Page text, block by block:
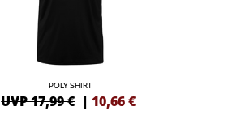
POLY SHIRT
UVP 17,99 € |10,66€